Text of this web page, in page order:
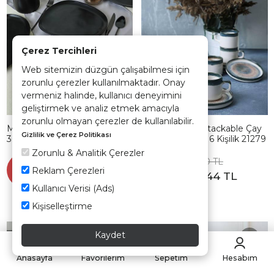
Çerez Tercihleri
Web sitemizin düzgün çalışabilmesi için
zorunlu çerezler kullanılmaktadır. Onay
vermeniz halinde, kullanıcı deneyimini
geliştirmek ve analiz etmek amacıyla
zorunlu olmayan çerezler de kullanılabilir.
Gizlilik ve Çerez Politikası
Zorunlu & Analitik Çerezler
Reklam Çerezleri
Kullanıcı Verisi (Ads)
Kişiselleştirme
Kaydet
Mat Siyah Tetra Servis Tabağı
30 Cm 6 Adet 956
%35 1.136,79 TL
Keraart Hydra Stackable Çay
Takımı 12 Parça 6 Kişilik 21279
1.589,90 TL
1.033,44 TL
Hızlı Teslimat Hızlı Teslimat
Anasayfa Favorilerim Sepetim Hesabım